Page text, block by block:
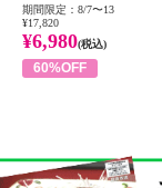
期間限定：8/7〜13
¥17,820
¥6,980(税込)
60%OFF